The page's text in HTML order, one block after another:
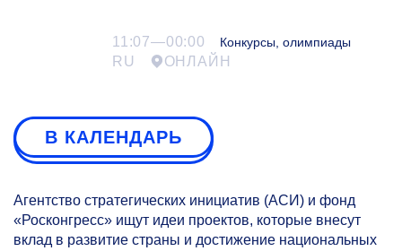
11:07—00:00 Конкурсы, олимпиады
RU ОНЛАЙН
В КАЛЕНДАРЬ
Агентство стратегических инициатив (АСИ) и фонд
«Росконгресс» ищут идеи проектов, которые внесут
вклад в развитие страны и достижение национальных